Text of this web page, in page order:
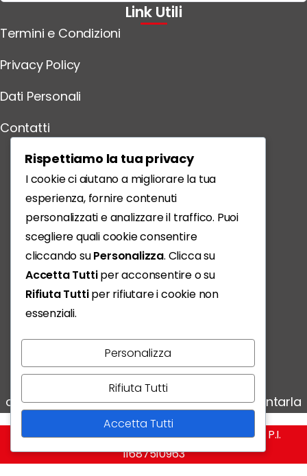
Link Utili
Termini e Condizioni
Privacy Policy
Dati Personali
Contatti
Scarica l'App
Vivere, condividere, scoprire:
ogni storia conta e noi siamo qui per raccontarla
RivistaMio @ Copyright - Edizioni Empire S.r.l. - P.I.
11687510963​
Rispettiamo la tua privacy
I cookie ci aiutano a migliorare la tua
esperienza, fornire contenuti
personalizzati e analizzare il traffico. Puoi
scegliere quali cookie consentire
cliccando suPersonalizza. Clicca su
Accetta Tuttiper acconsentire o su
Rifiuta Tuttiper rifiutare i cookie non
essenziali.
Personalizza
Rifiuta Tutti
Accetta Tutti